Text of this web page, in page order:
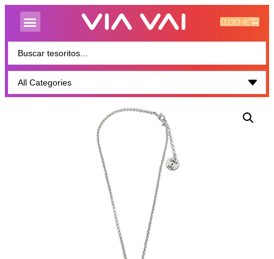
0,00€